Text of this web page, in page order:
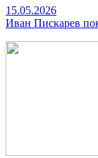
15.05.2026
Иван Пискарев